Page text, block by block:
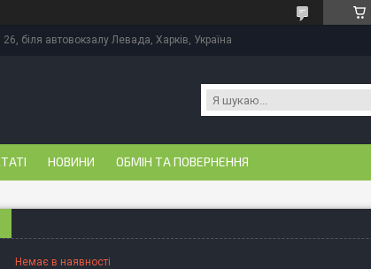
біля автовокзалу Левада, Харків, Україна
НОВИНИ ОБМІН ТА ПОВЕРНЕННЯ
Немає в наявності